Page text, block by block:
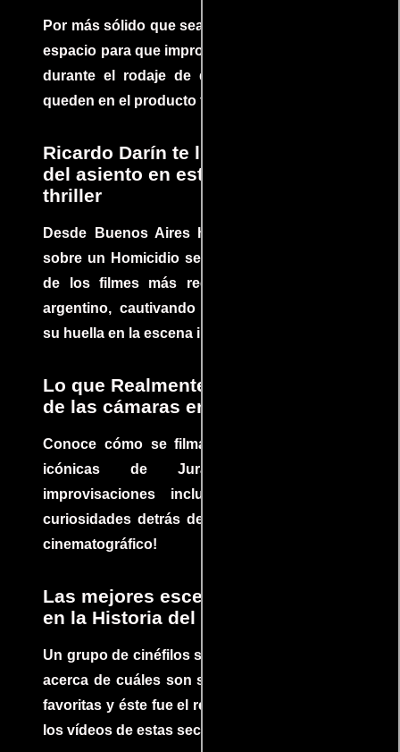
Por más sólido que sea un guión siempre hay
espacio para que improvisaciones que se dan
durante el rodaje de determinadas escenas
queden en el producto final.
Ricardo Darín te llevará al borde
del asiento en este increíble
thriller
Desde Buenos Aires hasta el mundo, Tesis
sobre un Homicidio se ha convertido en uno
de los filmes más recomendados del cine
argentino, cautivando audiencias y dejando
su huella en la escena internacional.
Lo que Realmente Sucedió detrás
de las cámaras en Jurassic Park
Conoce cómo se filmaron algunas escenas
icónicas de Jurassic Park, con
improvisaciones incluidas. ¡Descubre las
curiosidades detrás del rodaje de un clásico
cinematográfico!
Las mejores escenas de acción
en la Historia del cine
Un grupo de cinéfilos se juntaron para debatir
acerca de cuáles son sus escenas de acción
favoritas y éste fue el resultado. No te pierdas
los vídeos de estas secuencias inolvidables.